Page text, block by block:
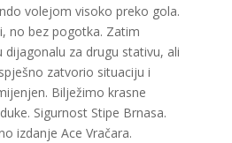
volejom visoko preko gola.
no bez pogotka. Zatim
dijagonalu za drugu stativu, ali
zatvorio situaciju i
Bilježimo krasne
Sigurnost Stipe Brnasa.
izdanje Ace Vračara.